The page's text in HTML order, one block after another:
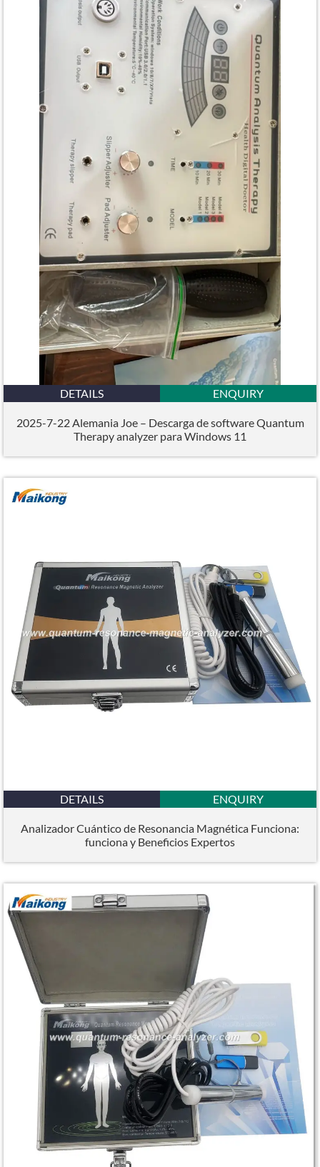
DETAILS ENQUIRY
2025-7-22 Alemania Joe – Descarga de software Quantum
Therapy analyzer para Windows 11
DETAILS ENQUIRY
Analizador Cuántico de Resonancia Magnética Funciona:
funciona y Beneficios Expertos